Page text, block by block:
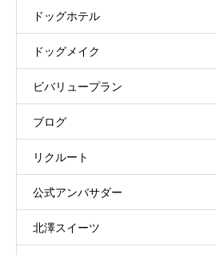
ドッグホテル
ドッグメイク
ビバリュープラン
ブログ
リクルート
公式アンバサダー
北澤スイーツ